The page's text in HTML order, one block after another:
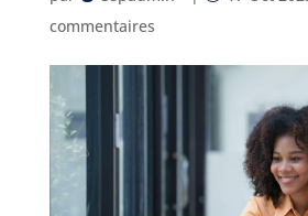
commentaires